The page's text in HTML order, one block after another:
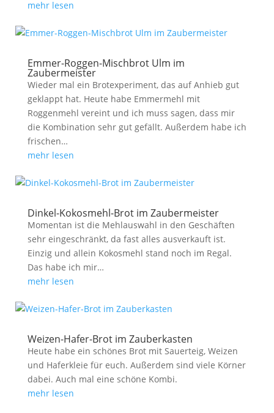
mehr lesen
Emmer-Roggen-Mischbrot Ulm im
Zaubermeister
Wieder mal ein Brotexperiment, das auf Anhieb gut
geklappt hat. Heute habe Emmermehl mit
Roggenmehl vereint und ich muss sagen, dass mir
die Kombination sehr gut gefällt. Außerdem habe ich
frischen…
mehr lesen
Dinkel-Kokosmehl-Brot im Zaubermeister
Momentan ist die Mehlauswahl in den Geschäften
sehr eingeschränkt, da fast alles ausverkauft ist.
Einzig und allein Kokosmehl stand noch im Regal.
Das habe ich mir…
mehr lesen
Weizen-Hafer-Brot im Zauberkasten
Heute habe ein schönes Brot mit Sauerteig, Weizen
und Haferkleie für euch. Außerdem sind viele Körner
dabei. Auch mal eine schöne Kombi.
mehr lesen